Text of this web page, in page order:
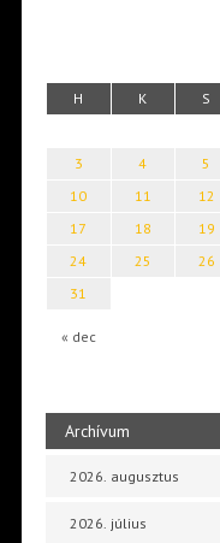
H K S
« dec
3
4 5
10
11 12
17
18 19
24
25 26
31
Archívum
2026. augusztus
2026. július